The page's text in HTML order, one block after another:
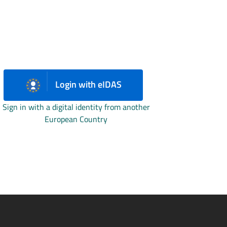
Login with eIDAS
Sign in with a digital identity from another
European Country